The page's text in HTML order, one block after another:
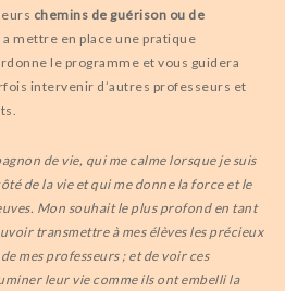
chemins de guérison ou de
a mettre en place une pratique
le programme et vous guidera
intervenir d’autres professeurs et
de vie, qui me calme lorsque je suis
de la vie et qui me donne la force et le
Mon souhait le plus profond en tant
transmettre à mes élèves les précieux
mes professeurs ; et de voir ces
leur vie comme ils ont embelli la